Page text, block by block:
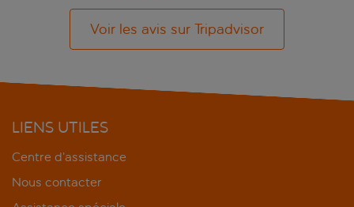
Voir les avis sur Tripadvisor
LIENS UTILES
Centre d’assistance
Nous contacter